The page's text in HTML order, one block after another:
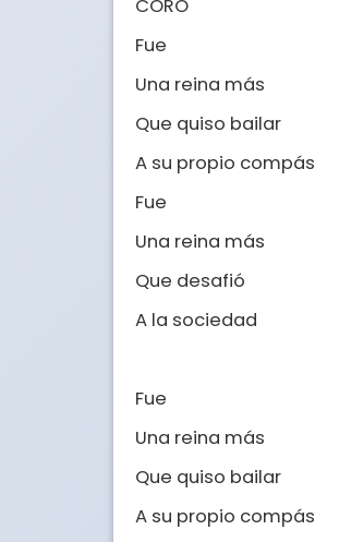
CORO
Fue
Una reina más
Que quiso bailar
A su propio compás
Fue
Una reina más
Que desafió
A la sociedad
Fue
Una reina más
Que quiso bailar
A su propio compás